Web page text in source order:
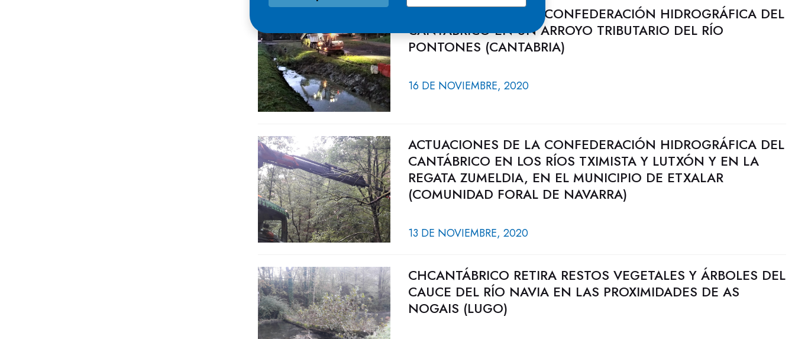
ACTUACIONES DE LA CONFEDERACIÓN HIDROGRÁFICA DEL
CANTÁBRICO EN UN ARROYO TRIBUTARIO DEL RÍO
PONTONES (CANTABRIA)
16 DE NOVIEMBRE, 2020
ACTUACIONES DE LA CONFEDERACIÓN HIDROGRÁFICA DEL
CANTÁBRICO EN LOS RÍOS TXIMISTA Y LUTXÓN Y EN LA
REGATA ZUMELDIA, EN EL MUNICIPIO DE ETXALAR
(COMUNIDAD FORAL DE NAVARRA)
13 DE NOVIEMBRE, 2020
CHCANTÁBRICO RETIRA RESTOS VEGETALES Y ÁRBOLES DEL
CAUCE DEL RÍO NAVIA EN LAS PROXIMIDADES DE AS
NOGAIS (LUGO)